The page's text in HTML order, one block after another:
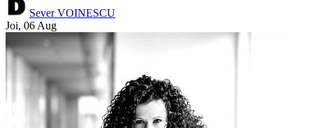
Sever VOINESCU
Joi, 06 Aug